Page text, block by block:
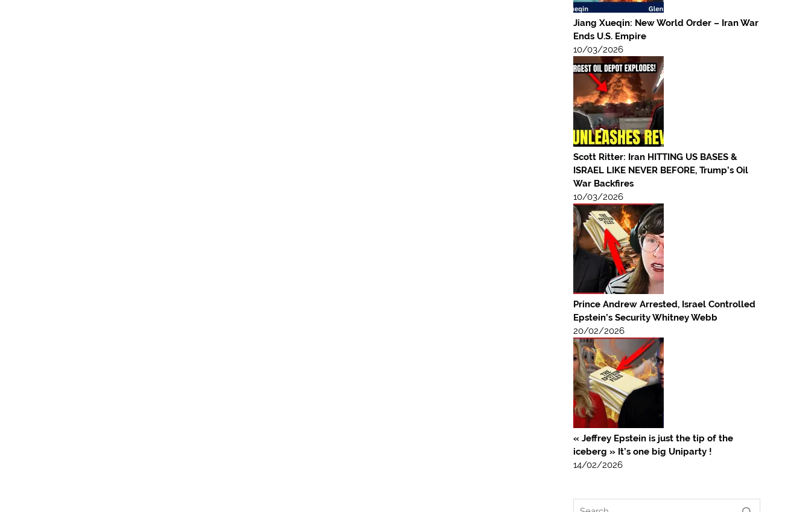
Jiang Xueqin: New World Order – Iran War
Ends U.S. Empire
10/03/2026
Scott Ritter: Iran HITTING US BASES &
ISRAEL LIKE NEVER BEFORE, Trump’s Oil
War Backfires
10/03/2026
Prince Andrew Arrested, Israel Controlled
Epstein’s Security Whitney Webb
20/02/2026
« Jeffrey Epstein is just the tip of the
iceberg » It’s one big Uniparty !
14/02/2026